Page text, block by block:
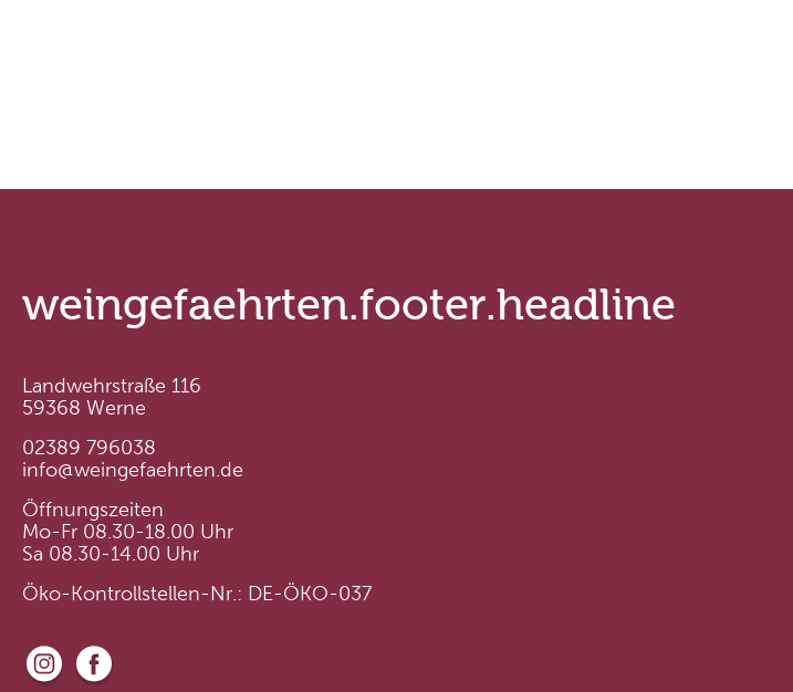
weingefaehrten.footer.headline
Landwehrstraße 116
59368 Werne
02389 796038
info@weingefaehrten.de
Öffnungszeiten
Mo-Fr 08.30-18.00 Uhr
Sa 08.30-14.00 Uhr
Öko-Kontrollstellen-Nr.: DE-ÖKO-037